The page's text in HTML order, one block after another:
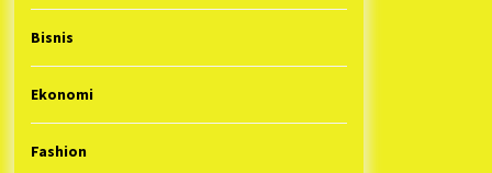
Bisnis
Ekonomi
Fashion